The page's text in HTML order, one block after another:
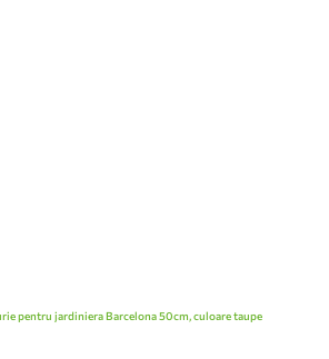
pentru jardiniera Barcelona 50cm, culoare taupe